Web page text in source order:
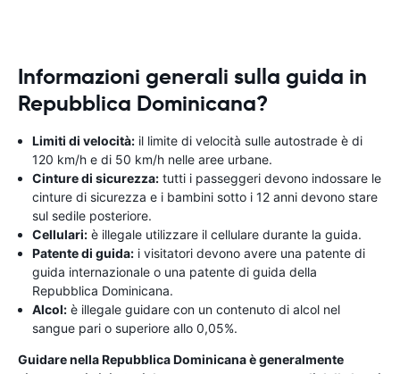
Informazioni generali sulla guida in
Repubblica Dominicana?
Limiti di velocità: il limite di velocità sulle autostrade è di
120 km/h e di 50 km/h nelle aree urbane.
Cinture di sicurezza: tutti i passeggeri devono indossare le
cinture di sicurezza e i bambini sotto i 12 anni devono stare
sul sedile posteriore.
Cellulari: è illegale utilizzare il cellulare durante la guida.
Patente di guida: i visitatori devono avere una patente di
guida internazionale o una patente di guida della
Repubblica Dominicana.
Alcol: è illegale guidare con un contenuto di alcol nel
sangue pari o superiore allo 0,05%.
Guidare nella Repubblica Dominicana è generalmente